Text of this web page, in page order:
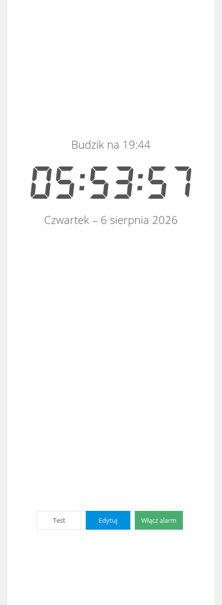
05:53:57
Budzik na 19:44
Czwartek – 6 sierpnia 2026
Test Edytuj Włącz alarm